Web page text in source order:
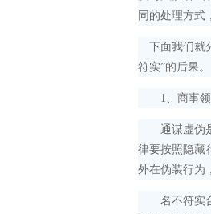
同的处理方式
下面我们就
符实”的后果。
1、商事领
通谋虚伪是
律要按照隐藏
外在伪装行为
名不符实合